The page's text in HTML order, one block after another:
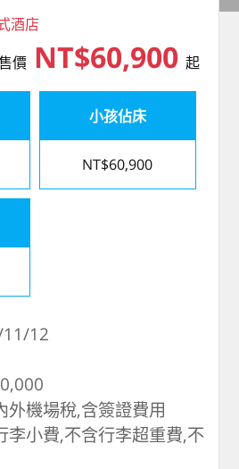
酒店
價NT$60,900 起
小孩佔床
NT$60,900
12
外機場稅,含簽證費用
李小費,不含行李超重費,不